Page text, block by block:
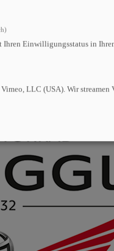
Einwilligungsstatus in
LLC (USA). Wir streamen